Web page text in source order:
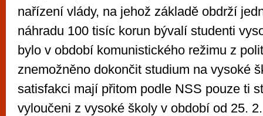
nařízení vlády, na jehož základě obdrží
náhradu 100 tisíc korun bývalí studenti
bylo v období komunistického režimu z
znemožněno dokončit studium na vysoké
satisfakci mají přitom podle NSS pouze ti
vyloučeni z vysoké školy v období od 25.